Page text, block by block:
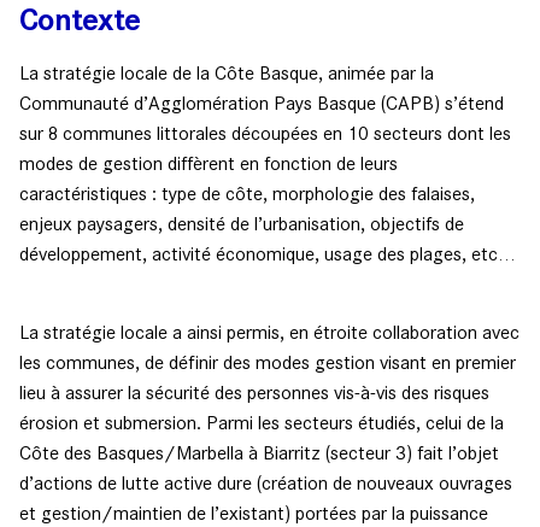
Contexte
La stratégie locale de la Côte Basque, animée par la
Communauté d’Agglomération Pays Basque (CAPB) s’étend
sur 8 communes littorales découpées en 10 secteurs dont les
modes de gestion diffèrent en fonction de leurs
caractéristiques : type de côte, morphologie des falaises,
enjeux paysagers, densité de l’urbanisation, objectifs de
développement, activité économique, usage des plages, etc…
La stratégie locale a ainsi permis, en étroite collaboration avec
les communes, de définir des modes gestion visant en premier
lieu à assurer la sécurité des personnes vis-à-vis des risques
érosion et submersion. Parmi les secteurs étudiés, celui de la
Côte des Basques/Marbella à Biarritz (secteur 3) fait l’objet
d’actions de lutte active dure (création de nouveaux ouvrages
et gestion/maintien de l’existant) portées par la puissance